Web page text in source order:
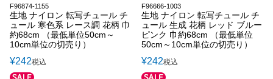
F96874-1155
生地 ナイロン 転写チュール チ
ュール 寒色系 レース調 花柄 巾
約68cm （最低単位50cm～
10cm単位の切売り）
¥242税込
F96666-1003
生地 ナイロン 転写チュール チ
ュール 生成 花柄 レッド ブルー
ピンク 巾約68cm （最低単位
50cm～10cm単位の切売り）
¥242税込